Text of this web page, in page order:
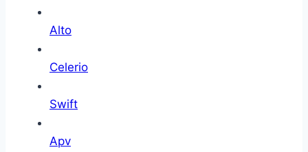
Alto
Celerio
Swift
Apv